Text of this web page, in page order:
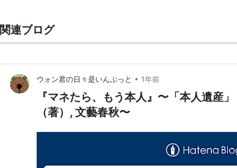
関連ブログ
ウォン君の日々是いんぷっと • 1年前
『マネたら、もう本人』〜「本人遺産
（著）, 文藝春秋〜